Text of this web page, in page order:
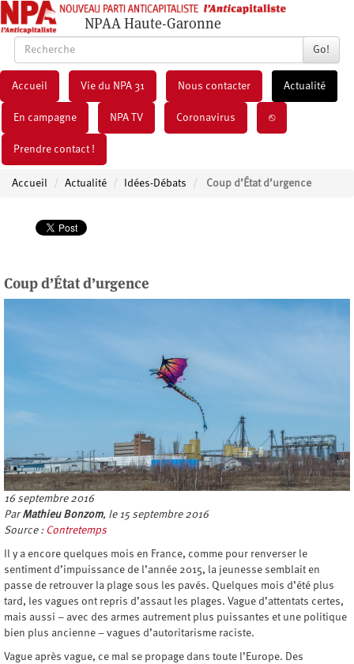
NPAA Haute-Garonne
Go!
Accueil Vie du NPA 31 Nous contacter Actualité
En campagne NPA TV Coronavirus ⎋
Prendre contact !
Accueil Actualité Idées-Débats Coup d’État d’urgence
Coup d’État d’urgence
16 septembre 2016
ParMathieu Bonzom, le 15 septembre 2016
Source : Contretemps
Il y a encore quelques mois en France, comme pour renverser le
sentiment d’impuissance de l’année 2015, la jeunesse semblait en
passe de retrouver la plage sous les pavés. Quelques mois d’été plus
tard, les vagues ont repris d’assaut les plages. Vague d’attentats certes,
mais aussi – avec des armes autrement plus puissantes et une politique
bien plus ancienne – vagues d’autoritarisme raciste.
Vague après vague, ce mal se propage dans toute l’Europe. Des